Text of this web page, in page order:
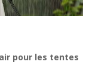
pour les tentes